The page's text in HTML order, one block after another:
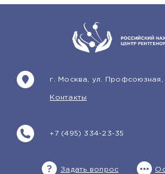
+7 (495) 334-23-35
г. Москва, ул. Профсоюзная,
Контакты
Задать вопрос